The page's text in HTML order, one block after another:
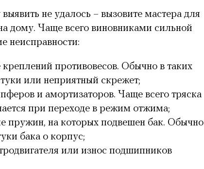
не удалось – вызовите мастера для
дому. Чаще всего виновниками сильной
неисправности:
противовесов. Обычно в таких
или неприятный скрежет;
и амортизаторов. Чаще всего тряска
при переходе в режим отжима;
пружин, на которых подвешен бак. Обычно
бака о корпус;
или износ подшипников